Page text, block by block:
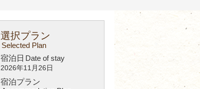
選択プラン
Selected Plan
宿泊日 Date of stay
2026年11月26日
宿泊プラン